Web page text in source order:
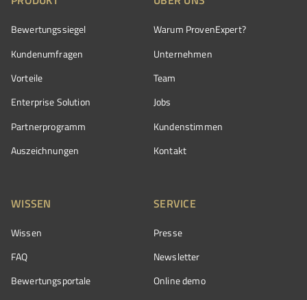
Bewertungssiegel
Kundenumfragen
Vorteile
Enterprise Solution
Partnerprogramm
Auszeichnungen
Warum ProvenExpert?
Unternehmen
Team
Jobs
Kundenstimmen
Kontakt
WISSEN
Wissen
FAQ
Bewertungsportale
SERVICE
Presse
Newsletter
Online demo